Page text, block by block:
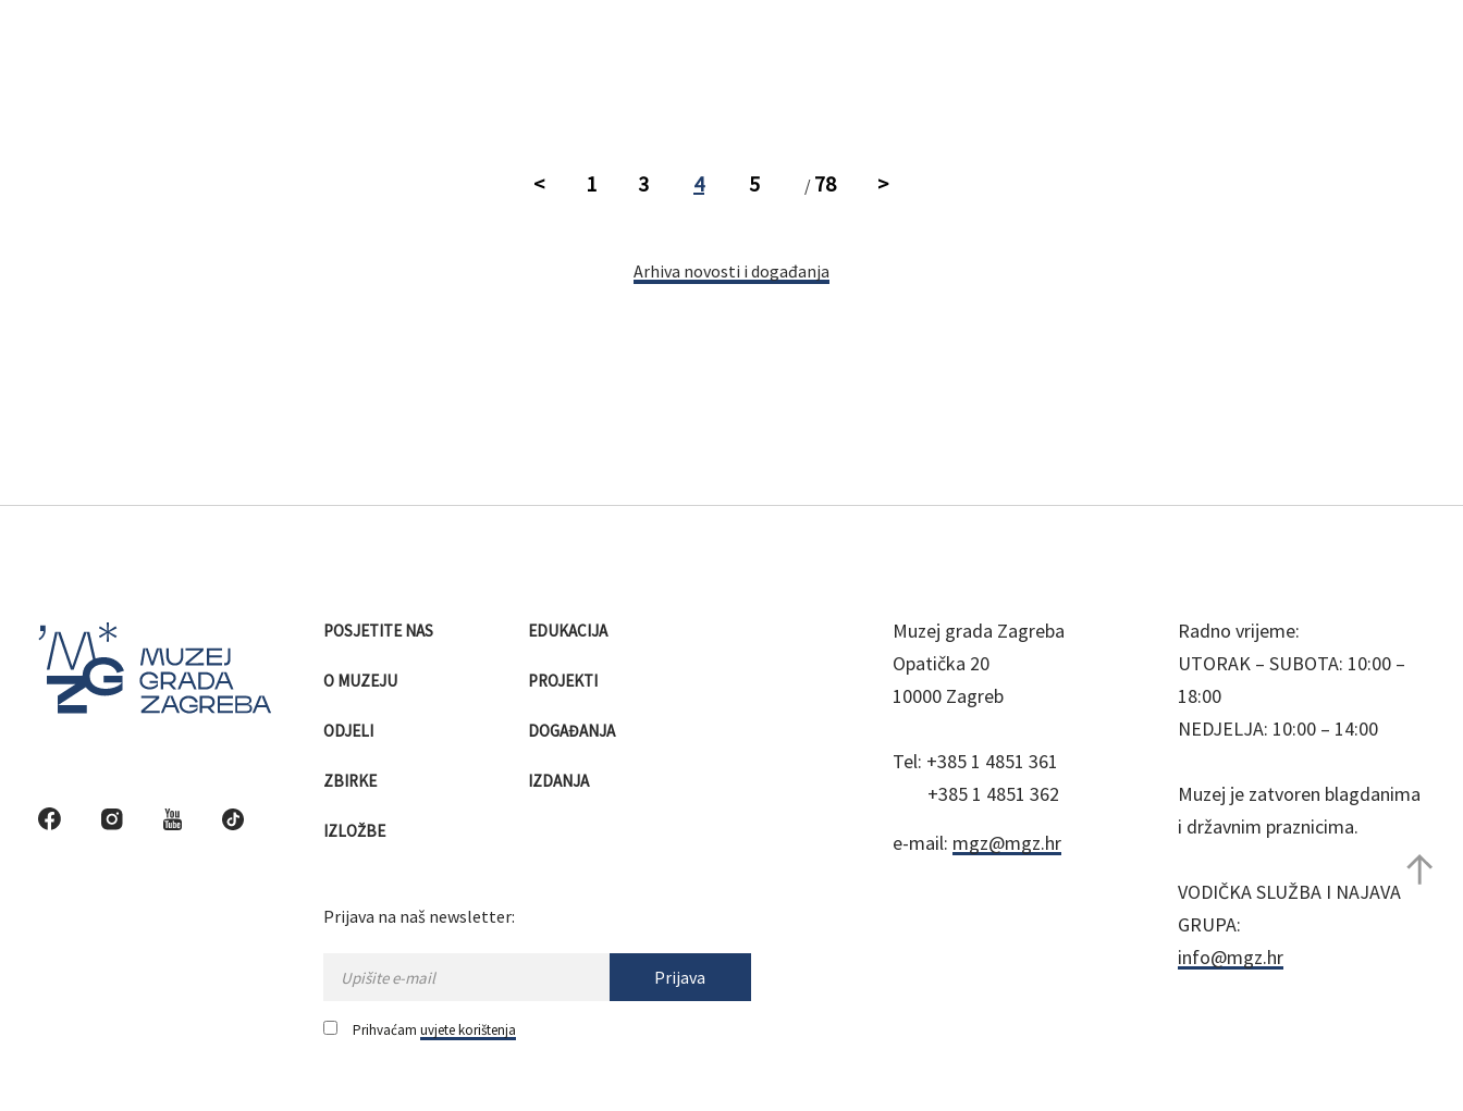
< 1 3 4 5 / 78 >
Arhiva novosti i događanja
POSJETITE NAS
O MUZEJU
ODJELI
ZBIRKE
IZLOŽBE
EDUKACIJA
PROJEKTI
DOGAĐANJA
IZDANJA
Prijava na naš newsletter:
Prijava
Prihvaćam uvjete korištenja
Muzej grada Zagreba
Opatička 20
10000 Zagreb
Tel: +385 1 4851 361
+385 1 4851 362
e-mail: mgz@mgz.hr
Radno vrijeme:
UTORAK – SUBOTA: 10:00 –
18:00
NEDJELJA: 10:00 – 14:00
Muzej je zatvoren blagdanima
i državnim praznicima.
VODIČKA SLUŽBA I NAJAVA
GRUPA:
info@mgz.hr